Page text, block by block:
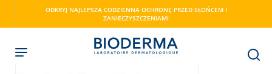
ODKRYJ NAJLEPSZĄ CODZIENNA OCHRONĘ PRZED SŁOŃCEM I
ZANIECZYSZCZENIAMI